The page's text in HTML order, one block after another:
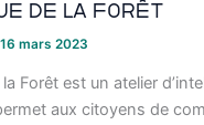
de la Forêt
16 mars 2023
Forêt est un atelier
aux citoyens de